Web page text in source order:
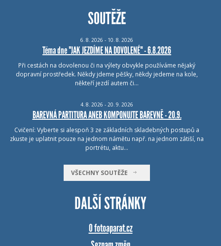
SOUTĚŽE
6. 8. 2026 - 10. 8. 2026
Téma dne "JAK JEZDÍME NA DOVOLENÉ" - 6.8.2026
Při cestách na dovolenou či na výlety obvykle používáme nějaký
dopravní prostředek. Někdy jdeme pěšky, někdy jedeme na kole,
někteří jezdí autem či…
4. 8. 2026 - 20. 9. 2026
BAREVNÁ PARTITURA ANEB KOMPONUJTE BAREVNĚ - 20.9.
Cvičení: Vyberte si alespoň 3 ze základních skladebných postupů a
zkuste je uplatnit pouze na jednom námětu např. na jednom zátiší, na
portrétu, aktu…
VŠECHNY SOUTĚŽE
DALŠÍ STRÁNKY
O fotoaparat.cz